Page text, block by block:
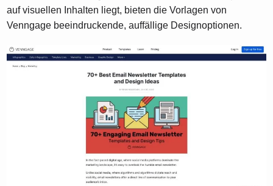
auf visuellen Inhalten liegt, bieten die Vorlagen von
Venngage beeindruckende, auffällige Designoptionen.